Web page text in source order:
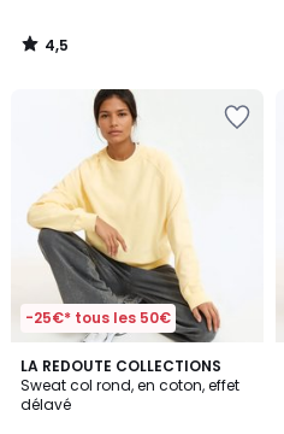
4,5
/
-25€* tous les 50€
LA REDOUTE COLLECTIONS
Sweat col rond, en coton, effet
délavé
3,9
/ 5
2
Couleurs